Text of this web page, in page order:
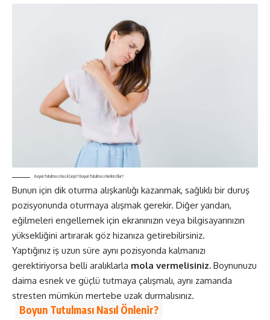
Boyun Tutulması Nasıl Geçer? Boyun Tutulması Neden Olur?
Bunun için dik oturma alışkanlığı kazanmak, sağlıklı bir duruş
pozisyonunda oturmaya alışmak gerekir. Diğer yandan,
eğilmeleri engellemek için ekranınızın veya bilgisayarınızın
yüksekliğini artırarak göz hizanıza getirebilirsiniz.
Yaptığınız iş uzun süre aynı pozisyonda kalmanızı
gerektiriyorsa belli aralıklarla mola vermelisiniz. Boynunuzu
daima esnek ve güçlü tutmaya çalışmalı, aynı zamanda
stresten mümkün mertebe uzak durmalısınız.
Boyun Tutulması Nasıl Önlenir?